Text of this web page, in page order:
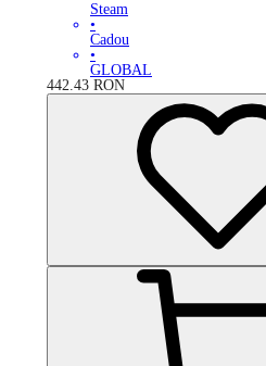
Steam
•
Cadou
•
GLOBAL
442.43 RON